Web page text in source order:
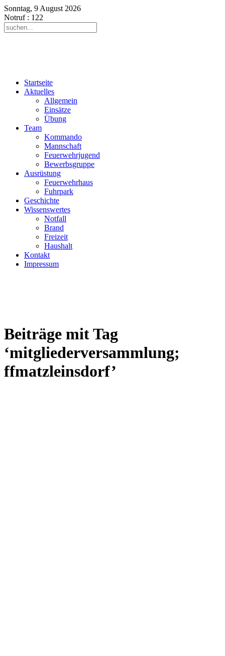
Sonntag, 9 August 2026
Notruf: 122
Startseite
Aktuelles
Allgemein
Einsätze
Übung
Team
Kommando
Mannschaft
Feuerwehrjugend
Bewerbsgruppe
Ausrüstung
Feuerwehrhaus
Fuhrpark
Geschichte
Wissenswertes
Notfall
Brand
Freizeit
Haushalt
Kontakt
Impressum
Beiträge mit Tag
‘mitgliederversammlung;
ffmatzleinsdorf’